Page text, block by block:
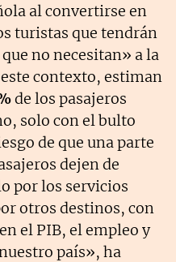
al convertirse en
turistas que tendrán
no necesitan» a la
contexto, estiman
de los pasajeros
solo con el bulto
de que una parte
dejen de
por los servicios
otros destinos, con
el PIB, el empleo y
país», ha